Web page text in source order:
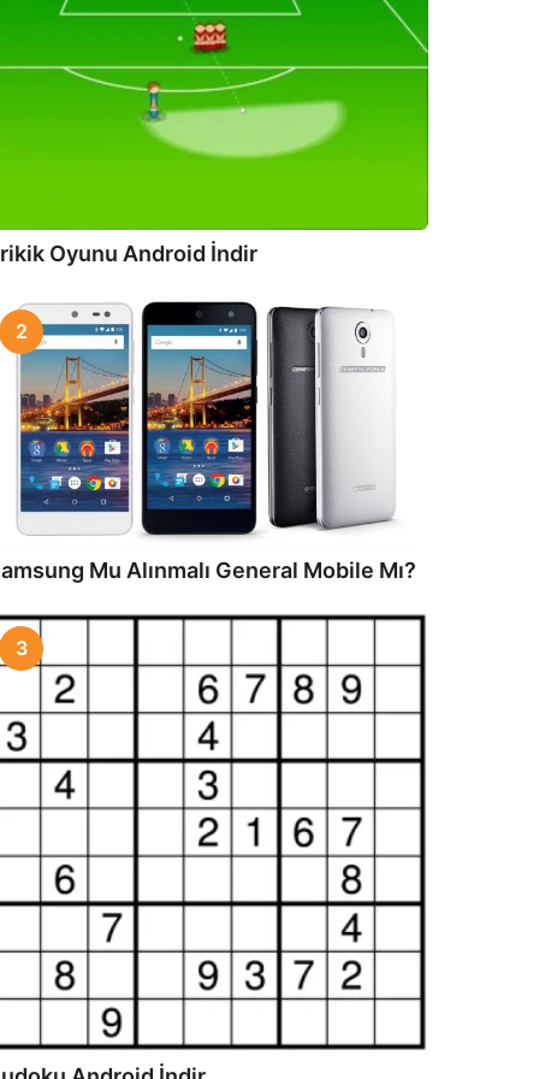
Oyunu Android İndir
2
Mu Alınmalı General Mobile Mı?
3